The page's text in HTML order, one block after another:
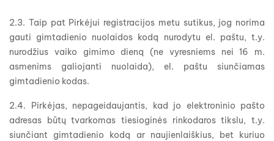
2.3. Taip pat Pirkėjui registracijos metu sutikus, jog norima
gauti gimtadienio nuolaidos kodą nurodytu el. paštu, t.y.
nurodžius vaiko gimimo dieną (ne vyresniems nei 16 m.
asmenims galiojanti nuolaida), el. paštu siunčiamas
gimtadienio kodas.
2.4. Pirkėjas, nepageidaujantis, kad jo elektroninio pašto
adresas būtų tvarkomas tiesioginės rinkodaros tikslu, t.y.
siunčiant gimtadienio kodą ar naujienlaiškius, bet kuriuo